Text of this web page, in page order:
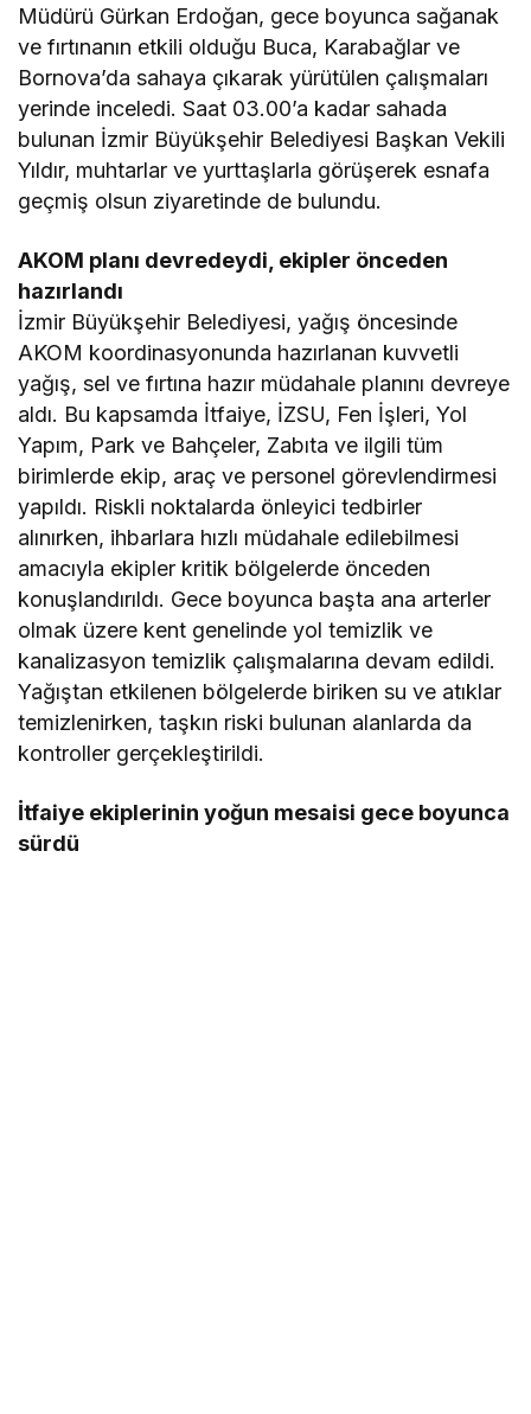
Müdürü Gürkan Erdoğan, gece boyunca sağanak
ve fırtınanın etkili olduğu Buca, Karabağlar ve
Bornova’da sahaya çıkarak yürütülen çalışmaları
yerinde inceledi. Saat 03.00’a kadar sahada
bulunan İzmir Büyükşehir Belediyesi Başkan Vekili
Yıldır, muhtarlar ve yurttaşlarla görüşerek esnafa
geçmiş olsun ziyaretinde de bulundu.
AKOM planı devredeydi, ekipler önceden
hazırlandı
İzmir Büyükşehir Belediyesi, yağış öncesinde
AKOM koordinasyonunda hazırlanan kuvvetli
yağış, sel ve fırtına hazır müdahale planını devreye
aldı. Bu kapsamda İtfaiye, İZSU, Fen İşleri, Yol
Yapım, Park ve Bahçeler, Zabıta ve ilgili tüm
birimlerde ekip, araç ve personel görevlendirmesi
yapıldı. Riskli noktalarda önleyici tedbirler
alınırken, ihbarlara hızlı müdahale edilebilmesi
amacıyla ekipler kritik bölgelerde önceden
konuşlandırıldı. Gece boyunca başta ana arterler
olmak üzere kent genelinde yol temizlik ve
kanalizasyon temizlik çalışmalarına devam edildi.
Yağıştan etkilenen bölgelerde biriken su ve atıklar
temizlenirken, taşkın riski bulunan alanlarda da
kontroller gerçekleştirildi.
İtfaiye ekiplerinin yoğun mesaisi gece boyunca
sürdü